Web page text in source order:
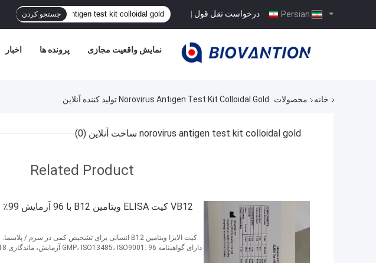
درخواست نقل قول | جستجو کردن
اخبار پرونده ها نمایش واقعیت مجازی
خانه محصولات Norovirus Antigen Test Kit Colloidal Gold تولید کننده آنلاین
norovirus antigen test kit colloidal gold ساخت آنلاین (0)
Related Product
دارای گواهینامه GMP، ISO13485، ISO9001. 96 آزمایش، ماندگاری 18 ماه، نگهداری 2-8 درجه سانتیگراد.